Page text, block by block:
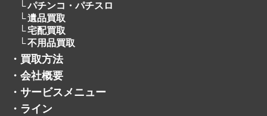
パチンコ・パチスロ
遺品買取
宅配買取
不用品買取
・ 買取方法
・ 会社概要
・ サービスメニュー
・ ライン